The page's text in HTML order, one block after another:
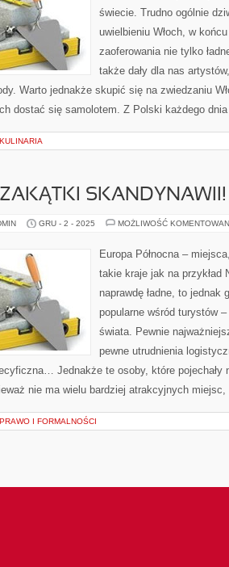
świecie. Trudno ogólnie
uwielbieniu Włoch, w
zaoferowania nie tylko
także dały dla nas
Warto jednakże skupić się na zwiedzaniu
dostać się samolotem. Z Polski każdego
KULINARIA
SKANDYNAWII!
GRU - 2 - 2025 MOŻLIWOŚĆ
Europa Północna –
takie kraje jak na przykład
naprawdę ładne, to jednak
popularne wśród turystów
świata. Pewnie
pewne utrudnienia
Jednakże te osoby, które pojechały
nie ma wielu bardziej atrakcyjnych
PRAWO I FORMALNOŚCI